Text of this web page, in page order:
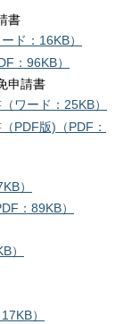
書
ド：16KB）
：96KB）
申請書
ワード：25KB）
PDF版)（PDF：
）
：89KB）
）
）